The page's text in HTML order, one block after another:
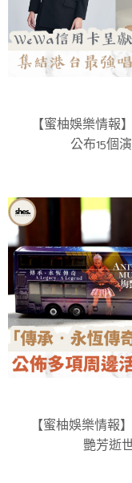
【蜜柚娛樂情報
公布15個
【蜜柚娛樂情報
艷芳逝